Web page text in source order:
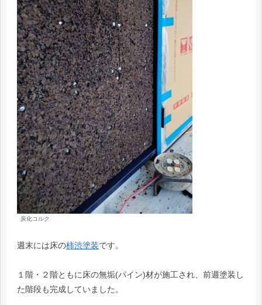
炭化コルク
週末には床の柿渋塗装です。
１階・２階ともに床の無垢(パイン)材が施工され、前週塗装し
た階段も完成していました。